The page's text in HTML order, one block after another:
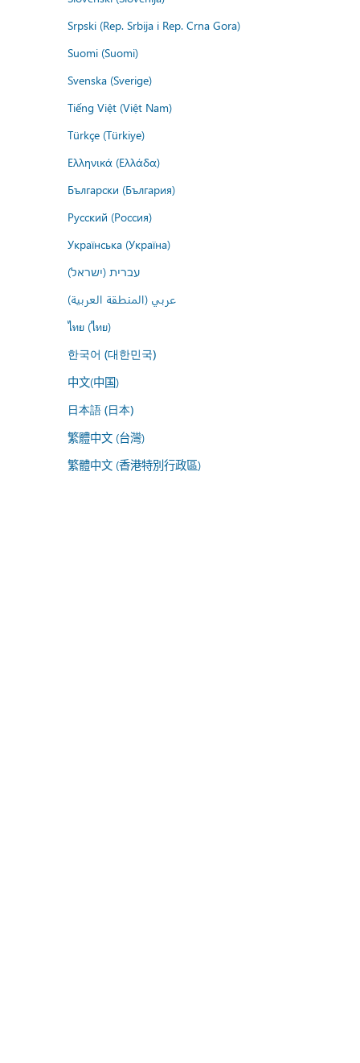
Srpski (Rep. Srbija i Rep. Crna Gora)
Suomi (Suomi)
Svenska (Sverige)
Tiếng Việt (Việt Nam)
Türkçe (Türkiye)
Ελληνικά (Ελλάδα)
Български (България)
Русский (Россия)
Українська (Україна)
עברית (ישראל)
عربي (المنطقة العربية)
ไทย (ไทย)
한국어 (대한민국)
中文(中国)
日本語 (日本)
繁體中文 (台灣)
繁體中文 (香港特別行政區)